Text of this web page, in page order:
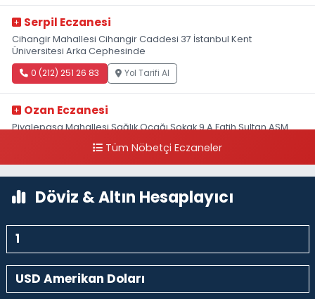
Serpil Eczanesi
Cihangir Mahallesi Cihangir Caddesi 37 İstanbul Kent
Üniversitesi Arka Cephesinde
0 (212) 251 26 83 Yol Tarifi Al
Ozan Eczanesi
Piyalepaşa Mahallesi Sağlık Ocağı Sokak 9 A Fatih Sultan ASM
Tüm Nöbetçi Eczaneler
Döviz & Altın Hesaplayıcı